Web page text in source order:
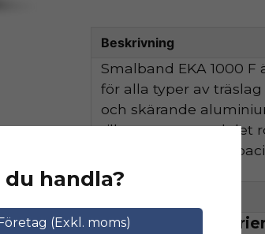
Beskrivning
Smalband EKA 1000
för alla typer av
och skärande
tillsammans med det
hög
Relaterade
handla?
(Exkl. moms)